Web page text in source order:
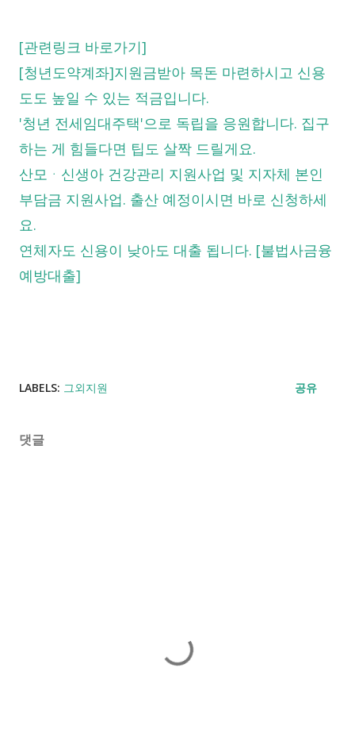
[관련링크 바로가기]
[청년도약계좌]지원금받아 목돈 마련하시고 신용
도도 높일 수 있는 적금입니다.
'청년 전세임대주택'으로 독립을 응원합니다. 집구
하는 게 힘들다면 팁도 살짝 드릴게요.
산모ᆞ신생아 건강관리 지원사업 및 지자체 본인
부담금 지원사업. 출산 예정이시면 바로 신청하세
요.
연체자도 신용이 낮아도 대출 됩니다. [불법사금융
예방대출]
LABELS: 그외지원 공유
댓글